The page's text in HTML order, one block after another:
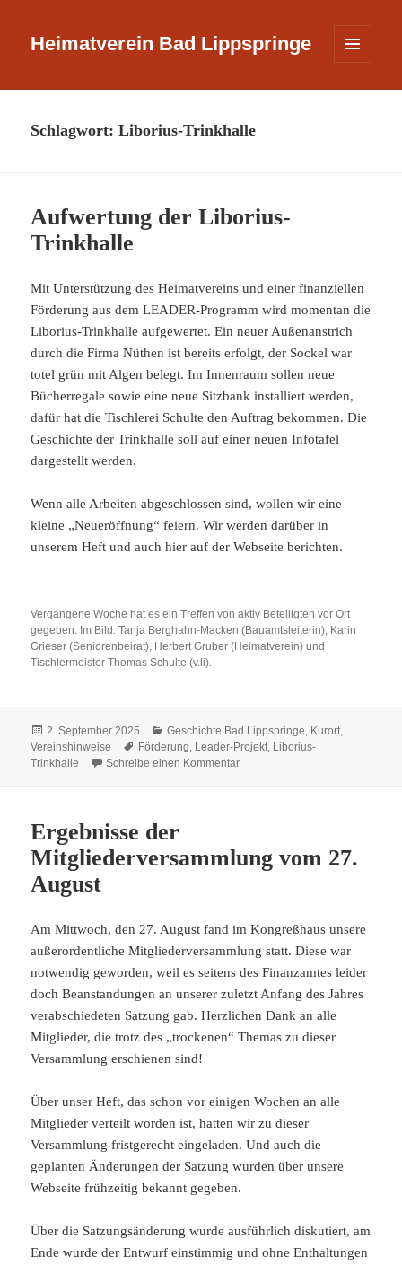
Heimatverein Bad Lippspringe
WIDGETS
Schlagwort:Liborius-Trinkhalle
Aufwertung der Liborius-
Trinkhalle
Mit Unterstützung des Heimatvereins und einer finanziellen
Förderung aus dem LEADER-Programm wird momentan die
Liborius-Trinkhalle aufgewertet. Ein neuer Außenanstrich
durch die Firma Nüthen ist bereits erfolgt, der Sockel war
totel grün mit Algen belegt. Im Innenraum sollen neue
Bücherregale sowie eine neue Sitzbank installiert werden,
dafür hat die Tischlerei Schulte den Auftrag bekommen. Die
Geschichte der Trinkhalle soll auf einer neuen Infotafel
dargestellt werden.
Wenn alle Arbeiten abgeschlossen sind, wollen wir eine
kleine „Neueröffnung“ feiern. Wir werden darüber in
unserem Heft und auch hier auf der Webseite berichten.
Vergangene Woche hat es ein Treffen von aktiv Beteiligten vor Ort
gegeben. Im Bild: Tanja Berghahn-Macken (Bauamtsleiterin), Karin
Grieser (Seniorenbeirat), Herbert Gruber (Heimatverein) und
Tischlermeister Thomas Schulte (v.li).
Veröffentlicht
am
2. September 2025 Kategorien
Geschichte Bad Lippspringe, Kurort,
Vereinshinweise
Schlagwörter
Förderung, Leader-Projekt, Liborius-
Trinkhalle
Schreibe einen Kommentarzu Aufwertung der Liborius-
Ergebnisse der
Mitgliederversammlung vom 27.
August
Am Mittwoch, den 27. August fand im Kongreßhaus unsere
außerordentliche Mitgliederversammlung statt. Diese war
notwendig geworden, weil es seitens des Finanzamtes leider
doch Beanstandungen an unserer zuletzt Anfang des Jahres
verabschiedeten Satzung gab. Herzlichen Dank an alle
Mitglieder, die trotz des „trockenen“ Themas zu dieser
Versammlung erschienen sind!
Über unser Heft, das schon vor einigen Wochen an alle
Mitglieder verteilt worden ist, hatten wir zu dieser
Versammlung fristgerecht eingeladen. Und auch die
geplanten Änderungen der Satzung wurden über unsere
Webseite frühzeitig bekannt gegeben.
Über die Satzungsänderung wurde ausführlich diskutiert, am
Ende wurde der Entwurf einstimmig und ohne Enthaltungen